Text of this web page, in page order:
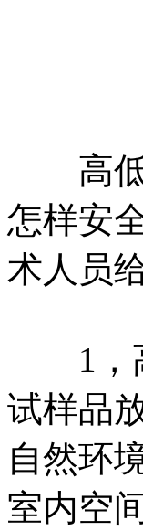
高低
怎样安
术人员
1，高
试样品
自然环
室内空